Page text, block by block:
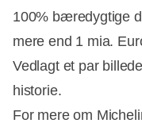
100% bæredygtige
mere end 1 mia.
Vedlagt et par
historie.
For mere om